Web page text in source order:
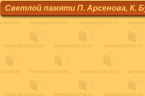
Светлой памяти П. Арсенова, К.